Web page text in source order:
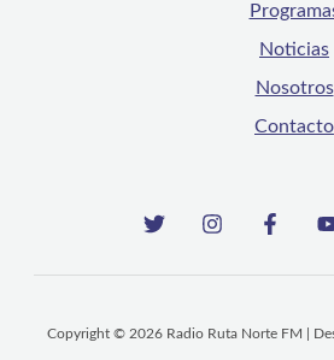
Noticias
Nosotros
Contacto
Copyright © 2026 Radio Ruta Norte FM |